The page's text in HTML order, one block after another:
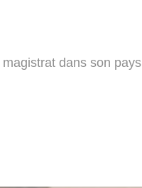
dans son pays